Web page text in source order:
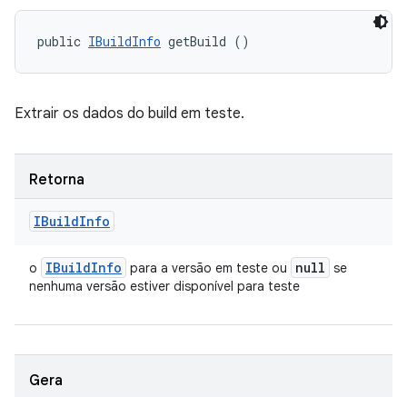
public IBuildInfo getBuild ()
Extrair os dados do build em teste.
Retorna
IBuildInfo
o IBuildInfo para a versão em teste ou null se
nenhuma versão estiver disponível para teste
Gera